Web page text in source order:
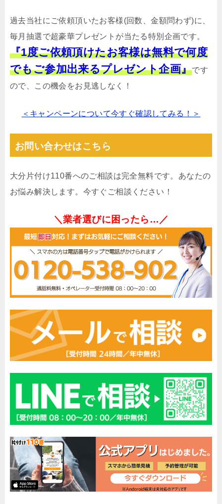
過去当社にご依頼頂いたお客様(回数、金額問わず)に、
毎月抽選で超豪華プレゼントが当たる特別企画です。
『1度ご依頼頂けたお客様は無料で何度
でもご参加出来るプレゼント企画』です
ので、この機会をお見逃しなく！
＜キャンペーンについて今すぐ確認してみる！＞
お問い合わせはこちら
大分片付け110番へのご相談は完全無料です。あなたの
お悩み解決します。今すぐご相談ください！
＼業者選びに困ったら…／